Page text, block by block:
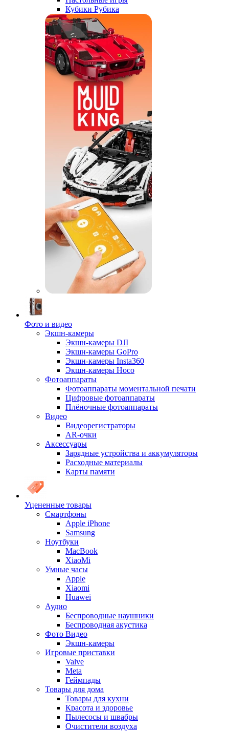
Кубики Рубика
Фото и видео
Экшн-камеры
Экшн-камеры DJI
Экшн-камеры GoPro
Экшн-камеры Insta360
Экшн-камеры Hoco
Фотоаппараты
Фотоаппараты моментальной печати
Цифровые фотоаппараты
Плёночные фотоаппараты
Видео
Видеорегистраторы
AR-очки
Аксессуары
Зарядные устройства и аккумуляторы
Расходные материалы
Карты памяти
Уцененные товары
Cмартфоны
Apple iPhone
Samsung
Ноутбуки
MacBook
XiaoMi
Умные часы
Apple
Xiaomi
Huawei
Аудио
Беспроводные наушники
Беспроводная акустика
Фото Видео
Экшн-камеры
Игровые приставки
Valve
Meta
Геймпады
Товары для дома
Товары для кухни
Красота и здоровье
Пылесосы и швабры
Очистители воздуха